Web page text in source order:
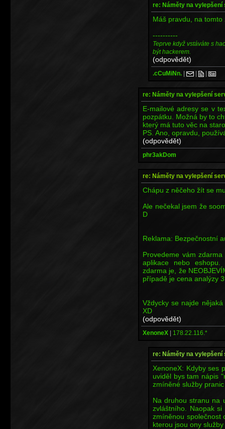
re: Náměty na vylepšení
Máš pravdu, na
----------
Teprve když vstáváte s
být hackerem.
(odpovědět)
.cCuMiNn. | | |
re: Náměty na vylepšení
E-mailové adresy se v
pozpátku. Možná by to
který má tuto věc na
PS. Ano, opravdu,
(odpovědět)
phr3akDom
re: Náměty na vylepšení
Chápu z něčeho žít se
Ale nečekal jsem že
D
Reklama: Bezpečnostní
Provedeme vám
aplikace nebo
zdarma je, že
případě je cena analýzy
Vždycky se najde
XD
(odpovědět)
XenoneX | 178.22.116.*
re: Náměty na vylepšení
XenoneX: Kdyby ses
uviděl bys tam nápis
zmíněné služby
Na druhou stranu na
zvláštního. Naopak
zmíněnou společnost
kterou jsou ony